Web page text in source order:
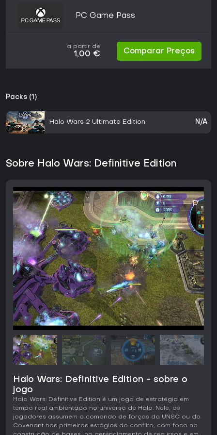
PC Game Pass
a partir de
1,00 € Comparar Preços
Packs (1)
Halo Wars 2 Ultimate Edition N/A
Sobre Halo Wars: Definitive Edition
Halo Wars: Definitive Edition - sobre o
jogo
Halo Wars: Definitive Edition é um jogo de estratégia em
tempo real ambientado no universo de Halo. Nele, os
jogadores assumem o comando de forças da UNSC ou do
Covenant nos primeiros estágios do conflito, com foco na